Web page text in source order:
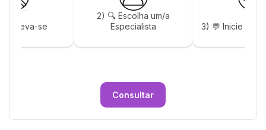
Inscreva-se
2) 🔍 Escolha um/a
Especialista
3) 💬 Inicie a
Consultar